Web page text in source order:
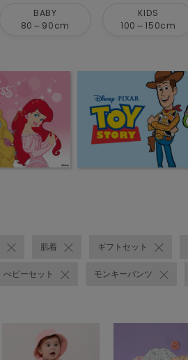
BABY
80～90cm
KIDS
100～150cm
肌着 ギフトセット
べビーセット モンキーパンツ